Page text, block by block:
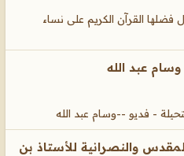
فضلها القرآن الكريم على نساء
عبد الله
- فديو --وسام عبد الله
والنصرانية للأستاذ بن